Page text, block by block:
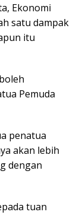
Ekonomi
satu dampak
itu
Pemuda
penatua
akan lebih
dengan
tuan